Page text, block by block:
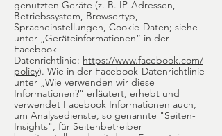
genutzten Geräte (z. B. IP-Adressen,
Betriebssystem, Browsertyp,
Spracheinstellungen, Cookie-Daten; siehe
unter „Geräteinformationen“ in der
Facebook-
Datenrichtlinie: https://www.facebook.com/
policy). Wie in der Facebook-Datenrichtlinie
unter „Wie verwenden wir diese
Informationen?“ erläutert, erhebt und
verwendet Facebook Informationen auch,
um Analysedienste, so genannte "Seiten-
Insights", für Seitenbetreiber